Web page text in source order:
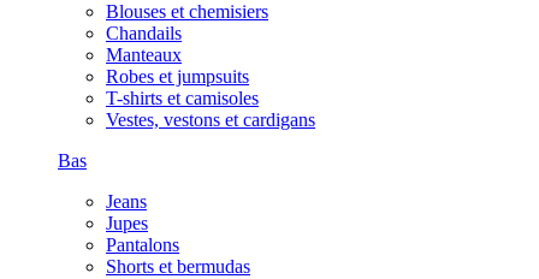
Blouses et chemisiers
Chandails
Manteaux
Robes et jumpsuits
T-shirts et camisoles
Vestes, vestons et cardigans
Bas
Jeans
Jupes
Pantalons
Shorts et bermudas